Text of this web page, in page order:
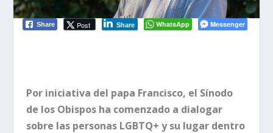
Share Post Share WhatsApp Messenger
Por iniciativa del papa Francisco, el Sínodo
de los Obispos ha comenzado a dialogar
sobre las personas LGBTQ+ y su lugar dentro